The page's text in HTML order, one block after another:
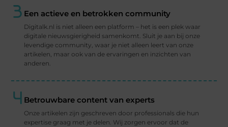
Een actieve en betrokken community
Digitalk.nl is niet alleen een platform – het is een plek waar
digitale nieuwsgierigheid samenkomt. Sluit je aan bij onze
levendige community, waar je niet alleen leert van onze
artikelen, maar ook van de ervaringen en inzichten van
anderen.
Betrouwbare content van experts
Onze artikelen zijn geschreven door professionals die hun
expertise graag met je delen. Wij zorgen ervoor dat de